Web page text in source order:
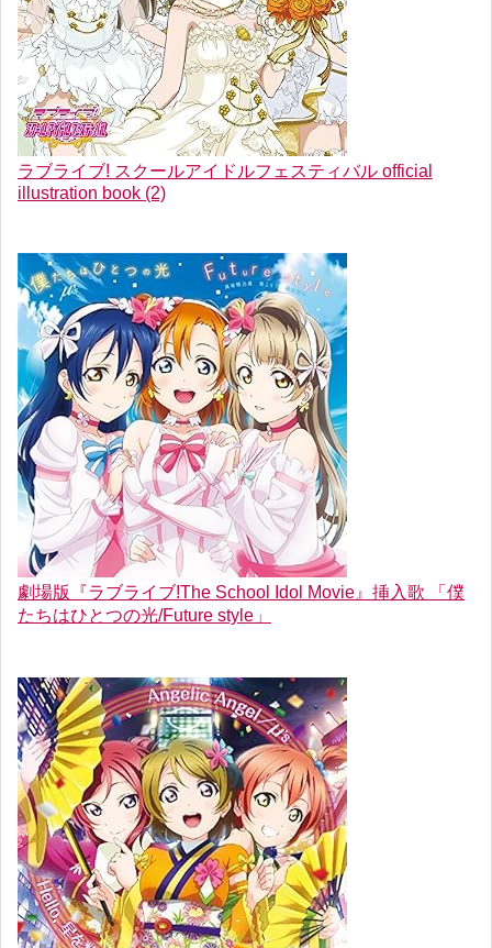
ラブライブ! スクールアイドルフェスティバル official
illustration book (2)
劇場版『ラブライブ!The School Idol Movie』挿入歌 「僕
たちはひとつの光/Future style」